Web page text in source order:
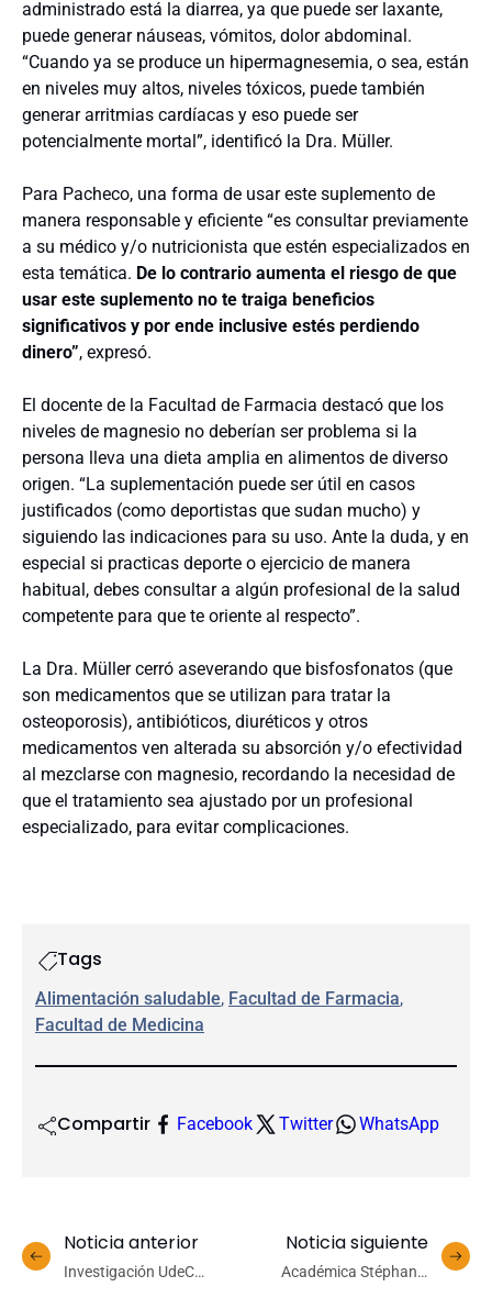
administrado está la diarrea, ya que puede ser laxante,
puede generar náuseas, vómitos, dolor abdominal.
“Cuando ya se produce un hipermagnesemia, o sea, están
en niveles muy altos, niveles tóxicos, puede también
generar arritmias cardíacas y eso puede ser
potencialmente mortal”, identificó la Dra. Müller.
Para Pacheco, una forma de usar este suplemento de
manera responsable y eficiente “es consultar previamente
a su médico y/o nutricionista que estén especializados en
esta temática. De lo contrario aumenta el riesgo de que
usar este suplemento no te traiga beneficios
significativos y por ende inclusive estés perdiendo
dinero”, expresó.
El docente de la Facultad de Farmacia destacó que los
niveles de magnesio no deberían ser problema si la
persona lleva una dieta amplia en alimentos de diverso
origen. “La suplementación puede ser útil en casos
justificados (como deportistas que sudan mucho) y
siguiendo las indicaciones para su uso. Ante la duda, y en
especial si practicas deporte o ejercicio de manera
habitual, debes consultar a algún profesional de la salud
competente para que te oriente al respecto”.
La Dra. Müller cerró aseverando que bisfosfonatos (que
son medicamentos que se utilizan para tratar la
osteoporosis), antibióticos, diuréticos y otros
medicamentos ven alterada su absorción y/o efectividad
al mezclarse con magnesio, recordando la necesidad de
que el tratamiento sea ajustado por un profesional
especializado, para evitar complicaciones.
Tags
Alimentación saludable, Facultad de Farmacia
Facultad de Medicina
Compartir Facebook Twitter WhatsApp
Noticia anterior
Investigación UdeC
Noticia siguiente
Académica Stéphanie